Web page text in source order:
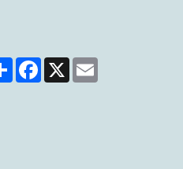
PartagerFacebook
X Email